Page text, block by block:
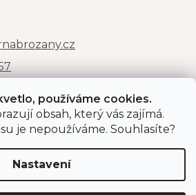
používáme cookies.
obsah, který vás zajímá.
je nepoužíváme. Souhlasíte?
Nastavení